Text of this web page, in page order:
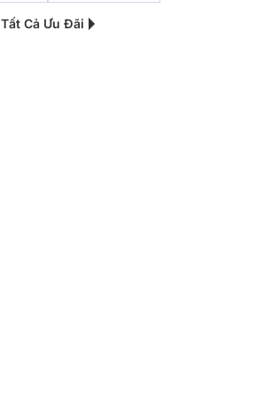
Tất Cả Ưu Đãi